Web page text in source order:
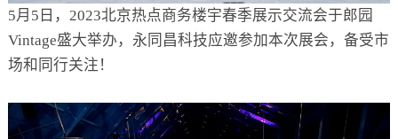
5月5日，2023北京热点商务楼宇春季展示交流会于郎园
Vintage盛大举办，永同昌科技应邀参加本次展会，备受市
场和同行关注！